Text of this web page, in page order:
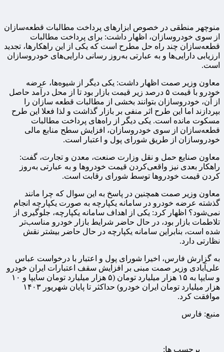
منوچهر منطقی در خصوص ابزارهای پرداخت مطالبات قطعه‌سازان
از سوی خودروسازان، اظهار داشت: برای پرداخت مطالبات
قطعه‌سازان چند راه حل مطرح است که یکی از این راهکارها، تجدید
ارزیابی دارایی‌ها‌ و به عبارتی به‌روز رسانی دارایی‌های خودروسازان
است.
معاون وزیر صمت اظهار داشت: یکی دیگر از شیوه‌ها، عرضه
خودرو با قیمت ۵ درصد زیر قیمت بازار بود تا از محل درآمد حاصل
از آن، خودروسازان بتوانند بخشی از مطالبات قطعه سازان را
بپردازند اما‌ این طرح اثر منفی بر بازار گذاشت و لذا فعلا این طرح
مسکوت مانده است. یکی دیگر از راه‌های پرداخت مطالبات
قطعه‌سازان از سوی خودروسازان، افزایش سطح منابع مالی
خودروسازان از طریق شورای پول و اعتبار است.
معاون صنایع حمل و نقل وزارت صنعت، معدن و تجارت، گفت:
راهکار بعدی نیز واقعی‌کردن قیمت خودروها و به عبارتی به‌روز
کردن قیمت خودروها توسط شورای رقابت است.
معاون وزیر صمت همچنین در پاسخ به این سوال که چرا مانند
گذشته عرضه خودرو در سامانه یکپارچه به صورت یکپارچه انجام
نمی‌شود؟ اظهار کرد: ‌یکی از اهداف سامانه یکپارچه، جلوگیری از
تلاطمات بازار بود، در حال حاضر شرایط بازار خودرو مناسب‌تر
شده است، بنابراین‌ سامانه یکپارچه در حال حاضر بیشتر نقش
نظارتی دارد.
به گزارش فارس، اخیرا شورای پول و اعتبار با درخواست عباس
علی‌آبادی وزیر صمت مبنی بر افزایش سقف اعتبارات ایران خودرو
و سایپا به ۱۵ هزار میلیارد تومان (۵ هزار میلیارد تومان سایپا و ۱۰
هزار میلیارد تومان ایران خودرو) حداکثر تا پایان شهریور‌ ۱۴۰۳
موافقت کرد.
منبع: فارس
برچسب ها: